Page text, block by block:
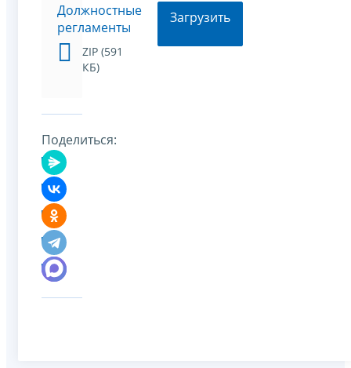
Должностные
регламенты
ZIP (591
КБ)
Загрузить
Поделиться: